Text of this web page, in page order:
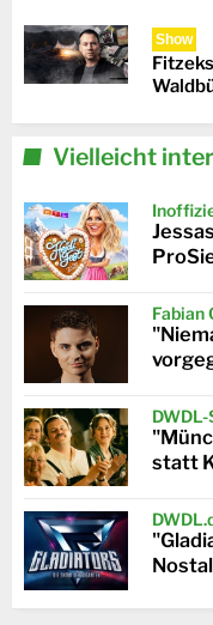
Show
Vielleicht
Fabian
statt